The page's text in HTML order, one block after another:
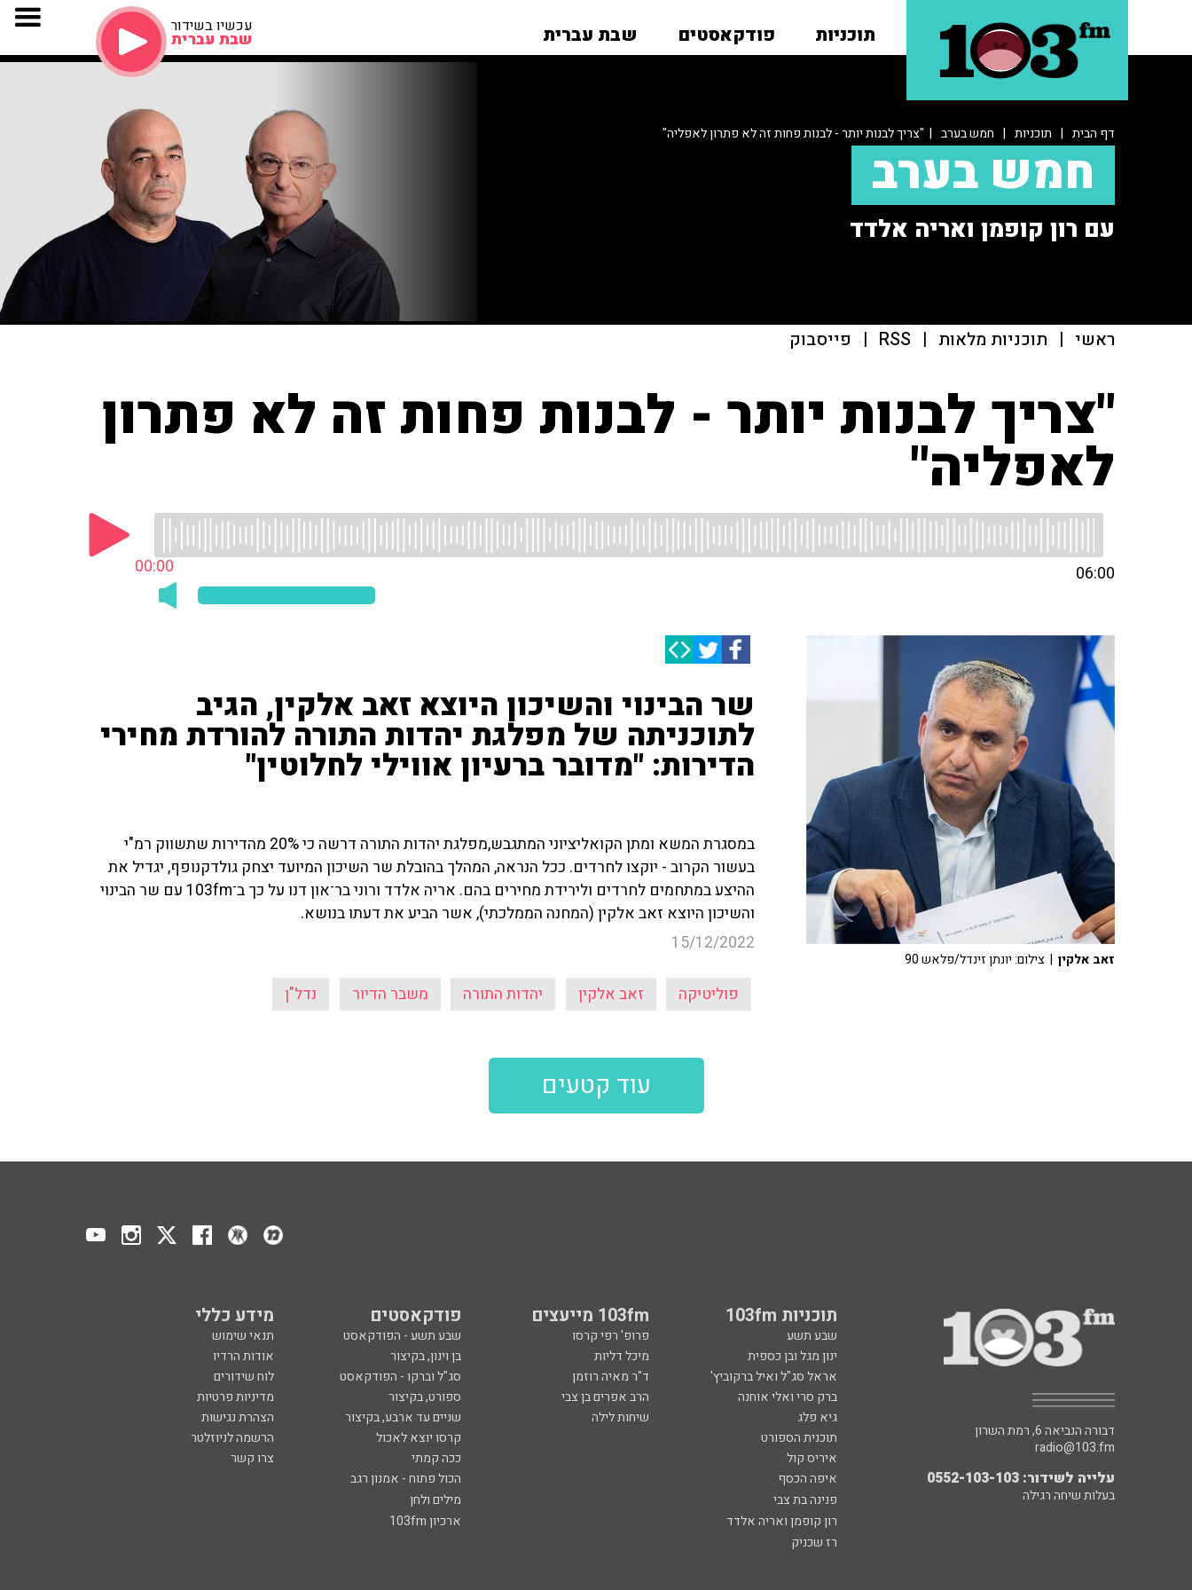
תוכניות פודקאסטים שבת עברית עכשיו בשידור
שבת עברית
דף הבית | תוכניות | חמש בערב | "צריך לבנות יותר - לבנות פחות זה לא פתרון לאפליה"
חמש בערב
עם רון קופמן ואריה אלדד
ראשי | תוכניות מלאות |
RSS
| פייסבוק
"צריך לבנות יותר - לבנות פחות זה לא פתרון
לאפליה"
00:00 06:00
שר הבינוי והשיכון היוצא זאב אלקין, הגיב
לתוכניתה של מפלגת יהדות התורה להורדת מחירי
הדירות: "מדובר ברעיון אווילי לחלוטין"
במסגרת המשא ומתן הקואליציוני המתגבש,מפלגת יהדות התורה דרשה כי 20% מהדירות שתשווק רמ"י
בעשור הקרוב - יוקצו לחרדים. ככל הנראה, המהלך בהובלת שר השיכון המיועד יצחק גולדקנופף, יגדיל את
ההיצע במתחמים לחרדים ולירידת מחירים בהם. אריה אלדד ורוני בר־און דנו על כך ב־103fm עם שר הבינוי
והשיכון היוצא זאב אלקין (המחנה הממלכתי), אשר הביע את דעתו בנושא.
15/12/2022
פוליטיקה זאב אלקין יהדות התורה משבר הדיור נדל"ן
זאב אלקין | צילום: יונתן זינדל/פלאש 90
עוד קטעים
תוכניות 103fm 103fm מייעצים פודקאסטים מידע כללי
שבע תשע פרופ' רפי קרסו שבע תשע - הפודקאסט
תנאי שימוש
ינון מגל ובן כספית
מיכל דליות בן וינון, בקיצור
אודות הרדיו
אראל סג"ל ואיל ברקוביץ'
ד"ר מאיה רוזמן סג"ל וברקו - הפודקאסט
לוח שידורים
ברק סרי ואלי אוחנה
הרב אפרים בן צבי ספורט, בקיצור
מדיניות פרטיות
גיא פלג
שיחות לילה שניים עד ארבע, בקיצור
הצהרת נגישות
תוכנית הספורט
קרסו יוצא לאכול
הרשמה לניוזלטר
איריס קול
ככה קמתי
צרו קשר
איפה הכסף
הכול פתוח - אמנון רגב
פנינה בת צבי
מילים ולחן
רון קופמן ואריה אלדד
ארכיון 103fm
רז שכניק
דבורה הנביאה 6, רמת השרון
radio@103.fm
עלייה לשידור: 0552-103-103
בעלות שיחה רגילה